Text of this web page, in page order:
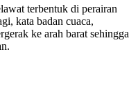
terbentuk di perairan
kata badan cuaca,
ke arah barat sehingga